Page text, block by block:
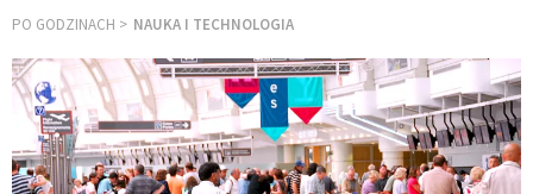
PO GODZINACH NAUKA I TECHNOLOGIA